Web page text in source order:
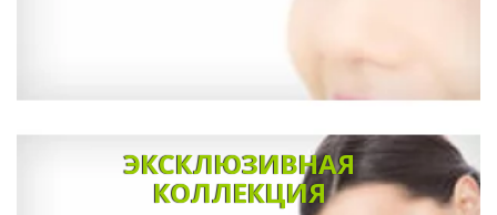
ЭКСКЛЮЗИВНАЯ
КОЛЛЕКЦИЯ